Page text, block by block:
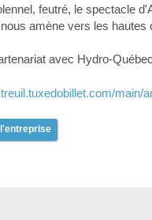
feutré, le spectacle
amène vers les
avec Hydro-Québec
main/